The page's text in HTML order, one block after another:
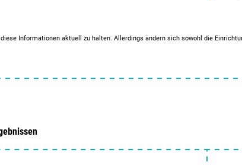
Informationen aktuell zu halten. Allerdings ändern sich sowohl die